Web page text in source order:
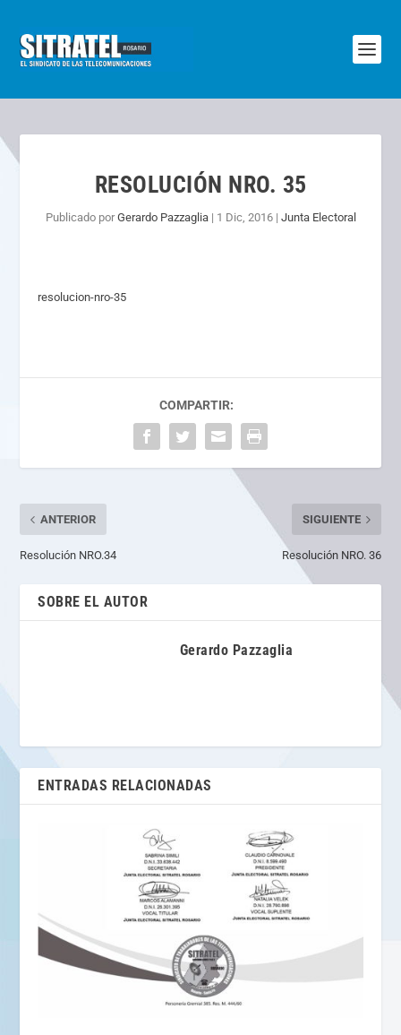
RESOLUCIÓN NRO. 35
Publicado porGerardo Pazzaglia| 1 Dic, 2016| Junta Electoral
resolucion-nro-35
COMPARTIR:
ANTERIOR
Resolución NRO.34
SIGUIENTE
Resolución NRO. 36
SOBRE EL AUTOR
Gerardo Pazzaglia
ENTRADAS RELACIONADAS